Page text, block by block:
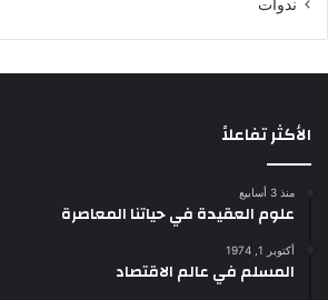
ندوات
الأكثر تفاعلاً
منذ 3 أسابيع
علوم العقيدة في حياتنا المعاصرة
أكتوبر 1, 1974
المسلم في عالم الاقتصاد